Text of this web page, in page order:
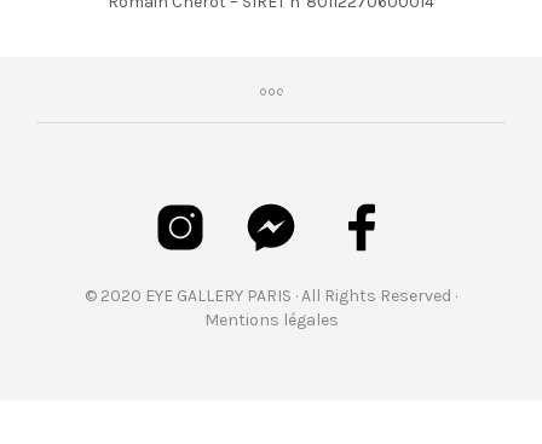
© 2020 EYE GALLERY PARIS · All Rights Reserved ·
Mentions légales